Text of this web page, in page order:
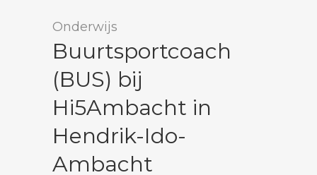
Onderwijs
Buurtsportcoach
(BUS) bij
Hi5Ambacht in
Hendrik-Ido-
Ambacht